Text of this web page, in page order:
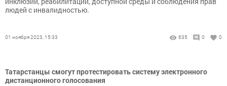
людей с инвалидностью.
01 ноября 2023, 15:33 635 0 0
Татарстанцы смогут протестировать систему электронного
дистанционного голосования